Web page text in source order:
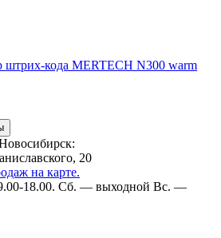
штрих-кода MERTECH N300 warm
20
на карте.
18.00. Сб. — выходной Вс. —